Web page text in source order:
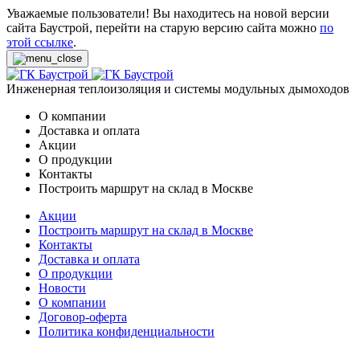
Уважаемые пользователи! Вы находитесь на новой версии
сайта Баустрой, перейти на старую версию сайта можно по
этой ссылке.
Инженерная теплоизоляция и системы модульных дымоходов
О компании
Доставка и оплата
Акции
О продукции
Контакты
Построить маршрут на склад в Москве
Акции
Построить маршрут на склад в Москве
Контакты
Доставка и оплата
О продукции
Новости
О компании
Договор-оферта
Политика конфиденциальности